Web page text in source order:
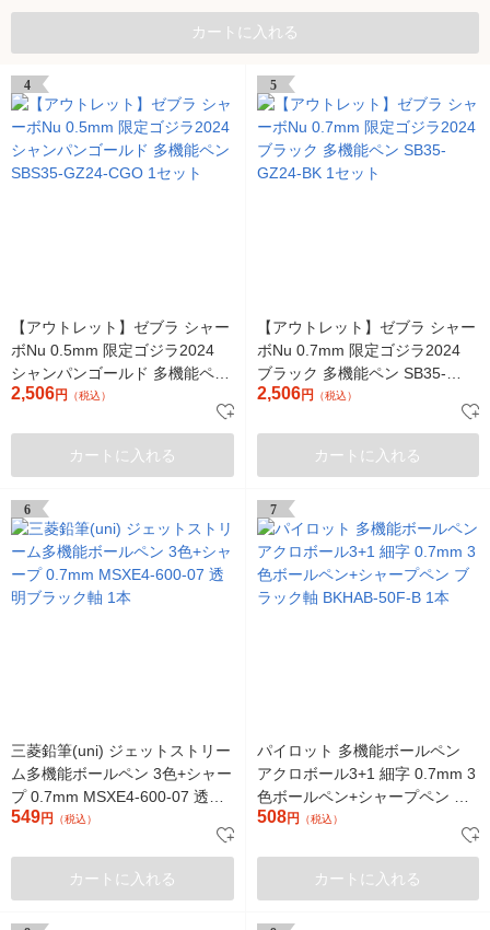
カートに入れる
4
【アウトレット】ゼブラ シャー
ボNu 0.5mm 限定ゴジラ2024
シャンパンゴールド 多機能ペン
SBS35-GZ24-CGO 1セット
2,506円 （税込）
カートに入れる
5
【アウトレット】ゼブラ シャー
ボNu 0.7mm 限定ゴジラ2024
ブラック 多機能ペン SB35-
GZ24-BK 1セット
2,506円 （税込）
カートに入れる
6
三菱鉛筆(uni) ジェットストリー
ム多機能ボールペン 3色+シャー
プ 0.7mm MSXE4-600-07 透明
ブラック軸 1本
549円 （税込）
カートに入れる
7
パイロット 多機能ボールペン
アクロボール3+1 細字 0.7mm 3
色ボールペン+シャープペン ブ
ラック軸 BKHAB-50F-B 1本
508円 （税込）
カートに入れる